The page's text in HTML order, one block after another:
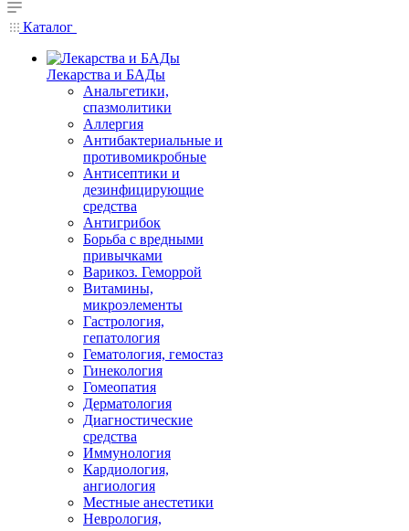
Каталог
Лекарства и БАДы
Анальгетики,
спазмолитики
Аллергия
Антибактериальные и
противомикробные
Антисептики и
дезинфицирующие
средства
Антигрибок
Борьба с вредными
привычками
Варикоз. Геморрой
Витамины,
микроэлементы
Гастрология,
гепатология
Гематология, гемостаз
Гинекология
Гомеопатия
Дерматология
Диагностические
средства
Иммунология
Кардиология,
ангиология
Местные анестетики
Неврология,